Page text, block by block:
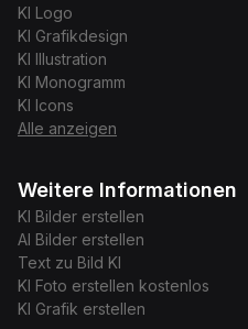
KI Logo
KI Grafikdesign
KI
Illustration
KI Monogramm
KI
Icons
Alle anzeigen
Weitere Informationen
KI Bilder erstellen
AI Bilder erstellen
Text zu Bild KI
KI Foto erstellen kostenlos
KI Grafik erstellen